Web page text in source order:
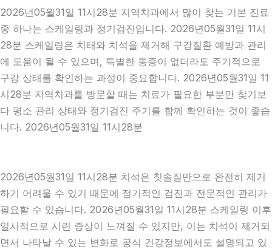
2026년05월31일 11시28분 지역치과에서 많이 찾는 기본 진료
중 하나는 스케일링과 정기검진입니다. 2026년05월31일 11시
28분 스케일링은 치태와 치석을 제거해 구강질환 예방과 관리
에 도움이 될 수 있으며, 특별한 통증이 없더라도 주기적으로
구강 상태를 확인하는 과정이 중요합니다. 2026년05월31일 11
시28분 지역치과를 방문할 때는 치료가 필요한 부분만 찾기보
다 평소 관리 상태와 정기검진 주기를 함께 확인하는 것이 좋습
니다. 2026년05월31일 11시28분
2026년05월31일 11시28분 치석은 칫솔질만으로 완전히 제거
하기 어려울 수 있기 때문에 정기적인 검진과 전문적인 관리가
필요할 수 있습니다. 2026년05월31일 11시28분 스케일링 이후
일시적으로 시린 증상이 느껴질 수 있지만, 이는 치석이 제거되
면서 나타날 수 있는 변화로 공식 건강정보에서도 설명되고 있